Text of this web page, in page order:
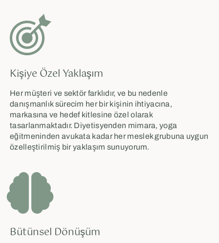
Kişiye Özel Yaklaşım
Her müşteri ve sektör farklıdır, ve bu nedenle
danışmanlık sürecim her bir kişinin ihtiyacına,
markasına ve hedef kitlesine özel olarak
tasarlanmaktadır. Diyetisyenden mimara, yoga
eğitmeninden avukata kadar her meslek grubuna uygun
özelleştirilmiş bir yaklaşım sunuyorum.
Bütünsel Dönüşüm